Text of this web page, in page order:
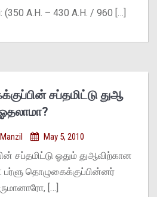
(350 A.H. – 430 A.H. / 960 […]
சப்தமிட்டு துஆ
May 5, 2010
சப்தமிட்டு ஓதும் துஆவிற்கான
பர்ளு தொழுகைக்குப்பின்னர்
[…]